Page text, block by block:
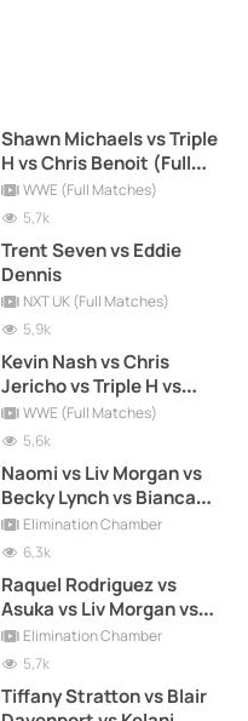
Shawn Michaels vs Triple
H vs Chris Benoit (Full
Match)
WWE (Full Matches)
5,7k
Trent Seven vs Eddie
Dennis
NXT UK (Full Matches)
5,9k
Kevin Nash vs Chris
Jericho vs Triple H vs
Shawn Michaels vs
Goldberg vs Randy Orton
WWE (Full Matches)
5,6k
Naomi vs Liv Morgan vs
Becky Lynch vs Bianca
Belair vs Tiffany Stratton
vs Raquel Rodríguez (Full
Elimination Chamber
6,3k
Raquel Rodriguez vs
Asuka vs Liv Morgan vs
Nikki Cross vs Natalya vs
Carmella (Full Match)
Elimination Chamber
5,7k
Tiffany Stratton vs Blair